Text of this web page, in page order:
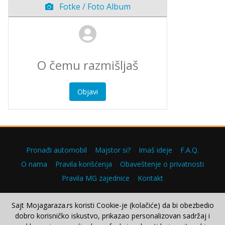
Fotke / Foto Album
Objavi
Pronađi automobil Majstor si? Imaš ideje
F.A.Q.
O nama
Pravila korišćenja
Obaveštenje o privatnosti
Pravila MG zajednice
Kontakt
Copyright © 2000–2026.
Sajt Mojagaraza.rs koristi Cookie-je (kolačiće) da bi obezbedio
dobro korisničko iskustvo, prikazao personalizovan sadržaj i